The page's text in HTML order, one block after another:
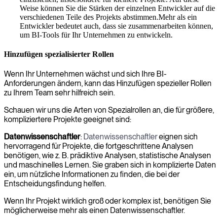
Weise können Sie die Stärken der einzelnen Entwickler auf die
verschiedenen Teile des Projekts abstimmen.Mehr als ein
Entwickler bedeutet auch, dass sie zusammenarbeiten können,
um BI-Tools für Ihr Unternehmen zu entwickeln.
Hinzufügen spezialisierter Rollen
Wenn Ihr Unternehmen wächst und sich Ihre BI-
Anforderungen ändern, kann das Hinzufügen spezieller Rollen
zu Ihrem Team sehr hilfreich sein.
Schauen wir uns die Arten von Spezialrollen an, die für größere,
kompliziertere Projekte geeignet sind:
Datenwissenschaftler: Datenwissenschaftlereignen sich
hervorragend für Projekte, die fortgeschrittene Analysen
benötigen, wie z. B. prädiktive Analysen, statistische Analysen
und maschinelles Lernen. Sie graben sich in komplizierte Daten
ein, um nützliche Informationen zu finden, die bei der
Entscheidungsfindung helfen.
Wenn Ihr Projekt wirklich groß oder komplex ist, benötigen Sie
möglicherweise mehr als einen Datenwissenschaftler.